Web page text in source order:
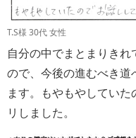
T.S様 30代 女性
自分の中でまとまりきれ
ので、今後の進むべき道
ます。もやもやしてい
リしました。